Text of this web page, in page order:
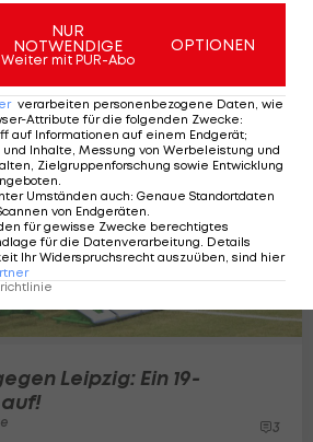
Leipzig: Ein 19-
3
NUR
NOTWENDIGE
Weiter mit PUR-Abo
OPTIONEN
verarbeiten personenbezogene Daten, wie
Attribute für die folgenden Zwecke:
auf Informationen auf einem Endgerät;
Inhalte, Messung von Werbeleistung und
Zielgruppenforschung sowie Entwicklung
.
Umständen auch: Genaue Standortdaten
von Endgeräten.
für gewisse Zwecke berechtigtes
für die Datenverarbeitung. Details
Ihr Widerspruchsrecht auszuüben, sind hier